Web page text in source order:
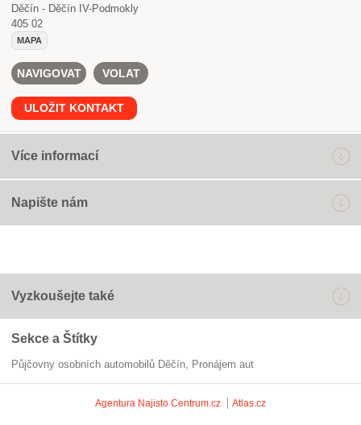
Děčín - Děčín IV-Podmokly
405 02
MAPA
NAVIGOVAT VOLAT
ULOŽIT KONTAKT
Více informací
Napište nám
Vyzkoušejte také
Sekce a Štítky
Půjčovny osobních automobilů Děčín pronájem aut
Agentura Najisto Centrum.cz Atlas.cz